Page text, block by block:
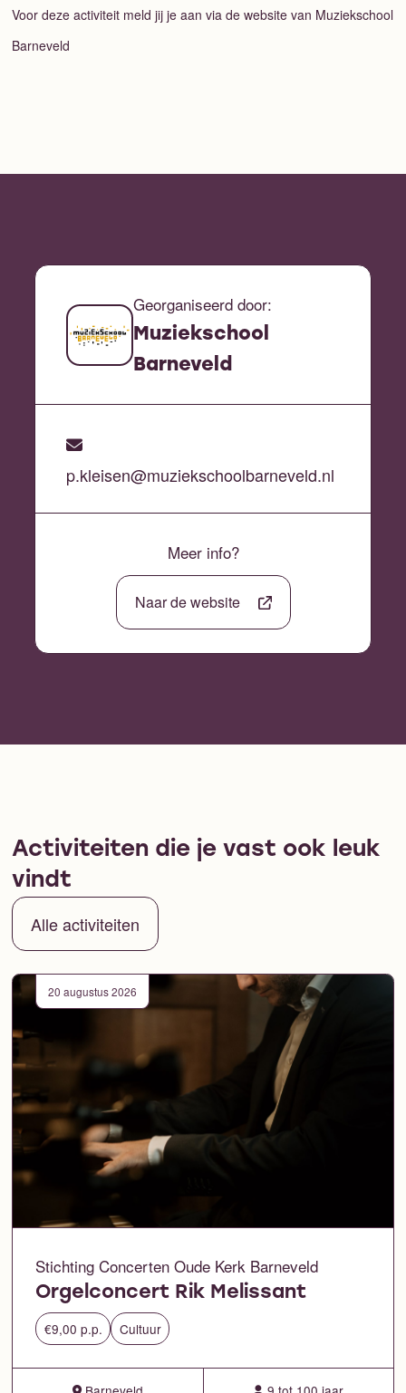
Voor deze activiteit meld jij je aan via de website van Muziekschool
Barneveld
Georganiseerd door:
Muziekschool
Barneveld
p.kleisen@muziekschoolbarneveld.nl
Meer info?
Naar de website
Activiteiten die je vast ook leuk
vindt
Alle activiteiten
20 augustus 2026
Stichting Concerten Oude Kerk Barneveld
Orgelconcert Rik Melissant
€9,00 p.p. Cultuur